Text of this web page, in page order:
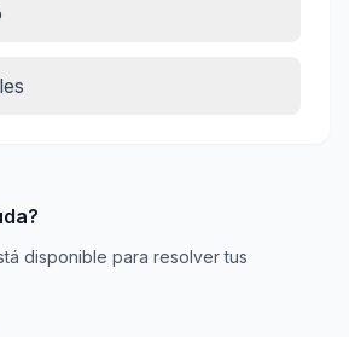
disponible para resolver tus